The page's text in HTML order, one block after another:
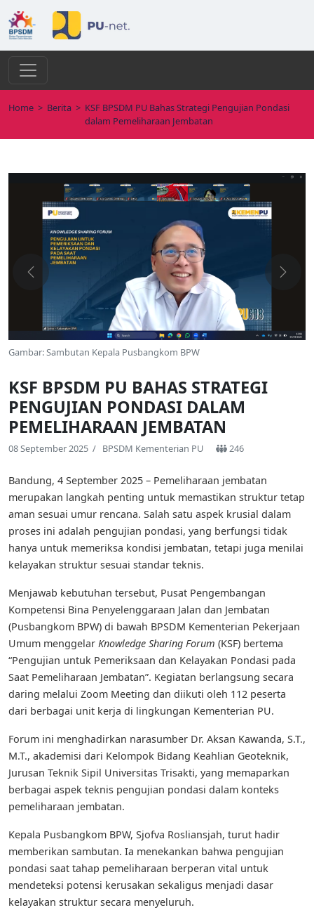
Home > Berita > KSF BPSDM PU Bahas Strategi Pengujian Pondasi
dalam Pemeliharaan Jembatan
Gambar: Sambutan Kepala Pusbangkom BPW
Previous Next
KSF BPSDM PU BAHAS STRATEGI
PENGUJIAN PONDASI DALAM
PEMELIHARAAN JEMBATAN
08 September 2025 / BPSDM Kementerian PU 246
Bandung, 4 September 2025 – Pemeliharaan jembatan
merupakan langkah penting untuk memastikan struktur tetap
aman sesuai umur rencana. Salah satu aspek krusial dalam
proses ini adalah pengujian pondasi, yang berfungsi tidak
hanya untuk memeriksa kondisi jembatan, tetapi juga menilai
kelayakan struktur sesuai standar teknis.
Menjawab kebutuhan tersebut, Pusat Pengembangan
Kompetensi Bina Penyelenggaraan Jalan dan Jembatan
(Pusbangkom BPW) di bawah BPSDM Kementerian Pekerjaan
Umum menggelar Knowledge Sharing Forum (KSF) bertema
“Pengujian untuk Pemeriksaan dan Kelayakan Pondasi pada
Saat Pemeliharaan Jembatan”. Kegiatan berlangsung secara
daring melalui Zoom Meeting dan diikuti oleh 112 peserta
dari berbagai unit kerja di lingkungan Kementerian PU.
Forum ini menghadirkan narasumber Dr. Aksan Kawanda, S.T.,
M.T., akademisi dari Kelompok Bidang Keahlian Geoteknik,
Jurusan Teknik Sipil Universitas Trisakti, yang memaparkan
berbagai aspek teknis pengujian pondasi dalam konteks
pemeliharaan jembatan.
Kepala Pusbangkom BPW, Sjofva Rosliansjah, turut hadir
memberikan sambutan. Ia menekankan bahwa pengujian
pondasi saat tahap pemeliharaan berperan vital untuk
mendeteksi potensi kerusakan sekaligus menjadi dasar
kelayakan struktur secara menyeluruh.